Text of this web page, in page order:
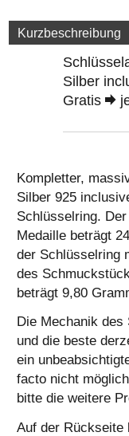
Kurzbeschreibung
Silber
Gratis
Kompletter,
Silber 925
Schlüsselring.
Medaille beträgt
der Schlüsselring
des
beträgt 9,80
Die Mechanik
und die beste
ein
facto nicht
bitte die weitere
Auf der Rückseite